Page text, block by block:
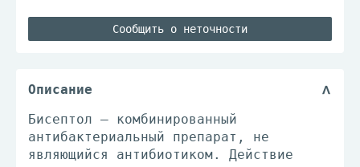
Сообщить о неточности
Описание
Бисептол – комбинированный
антибактериальный препарат, не
являющийся антибиотиком. Действие